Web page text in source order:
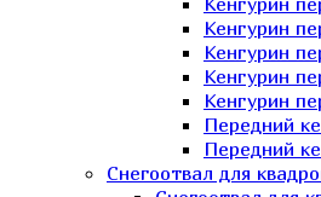
Кенгурин
Кенгурин
Кенгурин
Кенгурин
Передний
Передний
Снегоотвал для